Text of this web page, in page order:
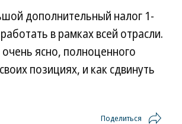
дополнительный налог 1-
в рамках всей отрасли.
ясно, полноценного
позициях, и как сдвинуть
Поделиться